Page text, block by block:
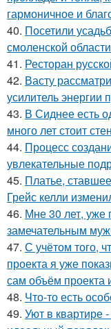
гармоничное и
40. Посетили
смоленской
41. Ресторан
42. Васту
усилитель энергии
43. В Сиднее есть
много лет стоит
44. Процесс
увлекательные
45. Платье,
Грейс келли
46. Мне 30 лет, уже
замечательным
47. С учётом того,
проекта я уже
сам объём проекта
48. Что-то есть
49. Уют в квартире